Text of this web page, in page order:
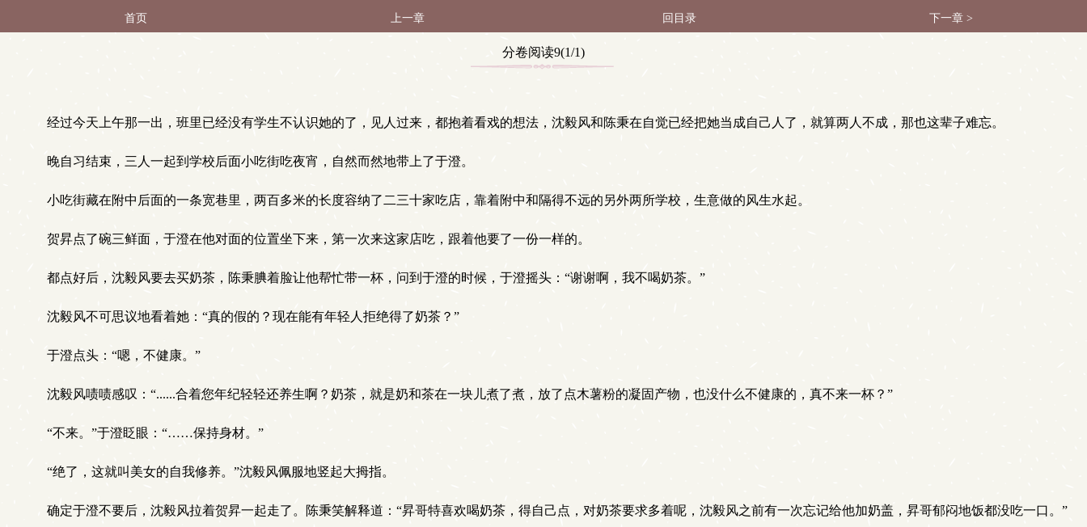
首页 上一章 回目录 下一章 >
分卷阅读9(1/1)
经过今天上午那一出，班里已经没有学生不认识她的了，见人过来，都抱着看戏的想法，沈毅风和陈秉在自觉已经把她当成自己人了，就算两人不成，那也这辈子难忘。
晚自习结束，三人一起到学校后面小吃街吃夜宵，自然而然地带上了于澄。
小吃街藏在附中后面的一条宽巷里，两百多米的长度容纳了二三十家吃店，靠着附中和隔得不远的另外两所学校，生意做的风生水起。
贺昇点了碗三鲜面，于澄在他对面的位置坐下来，第一次来这家店吃，跟着他要了一份一样的。
都点好后，沈毅风要去买奶茶，陈秉腆着脸让他帮忙带一杯，问到于澄的时候，于澄摇头：“谢谢啊，我不喝奶茶。”
沈毅风不可思议地看着她：“真的假的？现在能有年轻人拒绝得了奶茶？”
于澄点头：“嗯，不健康。”
沈毅风啧啧感叹：“......合着您年纪轻轻还养生啊？奶茶，就是奶和茶在一块儿煮了煮，放了点木薯粉的凝固产物，也没什么不健康的，真不来一杯？”
“不来。”于澄眨眼：“……保持身材。”
“绝了，这就叫美女的自我修养。”沈毅风佩服地竖起大拇指。
确定于澄不要后，沈毅风拉着贺昇一起走了。陈秉笑解释道：“昇哥特喜欢喝奶茶，得自己点，对奶茶要求多着呢，沈毅风之前有一次忘记给他加奶盖，昇哥郁闷地饭都没吃一口。”